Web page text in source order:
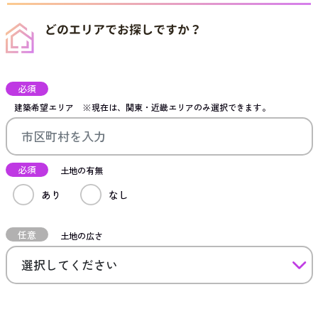
どのエリアでお探しですか？
必須
建築希望エリア ※現在は、関東・近畿エリアのみ選択できます。
必須 土地の有無
あり なし
任意 土地の広さ